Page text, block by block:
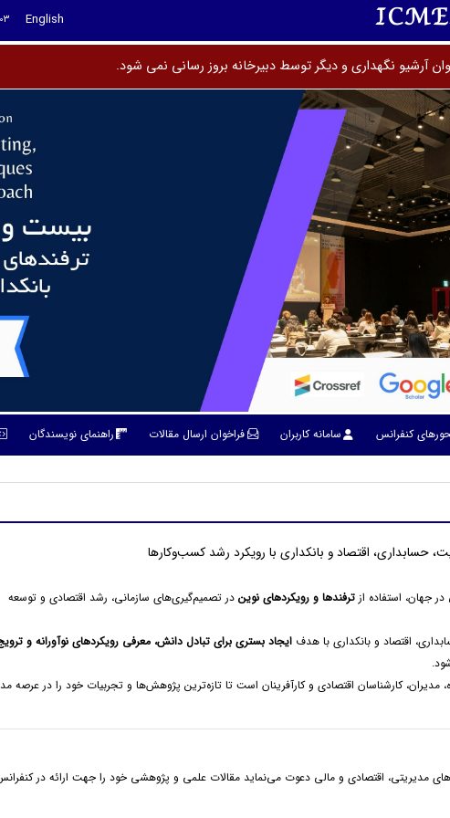
English
آرشیو نگهداری و دیگر توسط دبیر
کنفرانس سامانه کاربران فراخوان ارسال مقالات راهنمای نویسندگان
حسابداری، اقتصاد و بانکداری با رویکرد رشد کسب‌وکارها
جهان، استفاده ازترفندها و رویکردهای نوین در تصمیم‌گیری‌های سازمانی، رشد اقتصادی و توسعه
اقتصاد و بانکداری با هدفایجاد بستری برای تبادل دانش، معرفی رویکردهای نوآورانه و
مدیران، کارشناسان اقتصادی و کارآفرینان است تا تازه‌ترین پژوهش‌ها و تجربیات خود را در عرصه
مدیریتی، اقتصادی و مالی دعوت می‌نماید مقالات علمی و پژوهشی خود را جهت ارائه در